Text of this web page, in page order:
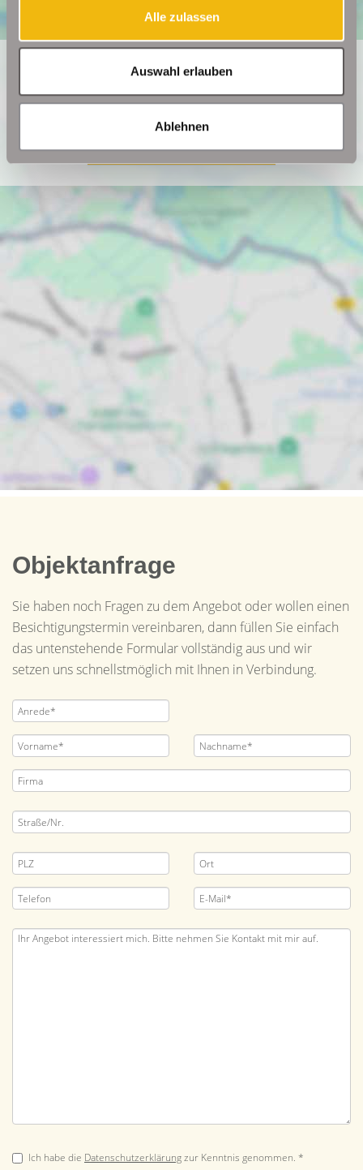
Alle zulassen
Auswahl erlauben
Ablehnen
Ich bin damit einverstanden, dass mir Karten von Google
von Google (https://policies.google.com/privacy).
Ich bin einverstanden
Objektanfrage
Sie haben noch Fragen zu dem Angebot oder wollen einen
Besichtigungstermin vereinbaren, dann füllen Sie einfach
das untenstehende Formular vollständig aus und wir
setzen uns schnellstmöglich mit Ihnen in Verbindung.
Ich habe die Datenschutzerklärungzur Kenntnis genommen. *